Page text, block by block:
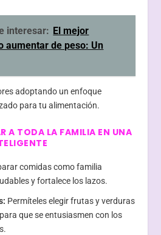
interesar: El mejor
aumentar de peso: Un
adoptando un enfoque
para tu alimentación.
A TODA LA FAMILIA EN UNA
comidas como familia
y fortalece los lazos.
Permíteles elegir frutas y verduras
que se entusiasmen con los